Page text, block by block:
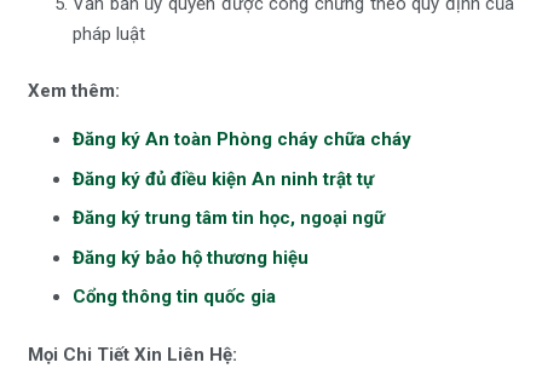
pháp luật
Xem thêm:
Đăng ký An toàn Phòng cháy chữa cháy
Đăng ký đủ điều kiện An ninh trật tự
Đăng ký trung tâm tin học, ngoại ngữ
Đăng ký bảo hộ thương hiệu
Cổng thông tin quốc gia
Mọi Chi Tiết Xin Liên Hệ: